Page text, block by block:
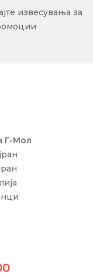
извесувања за
Г-Мол